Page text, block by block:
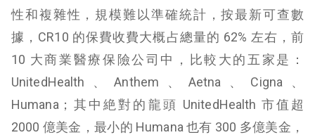
性和複雜性，規模難以準確統計，按最新可查數
據，CR10 的保費收費大概占總量的 62% 左右，前
10 大商業醫療保險公司中，比較大的五家是：
UnitedHealth、Anthem、Aetna、Cigna、
Humana；其中絶對的龍頭 UnitedHealth 市值超
2000 億美金，最小的 Humana 也有 300 多億美金，